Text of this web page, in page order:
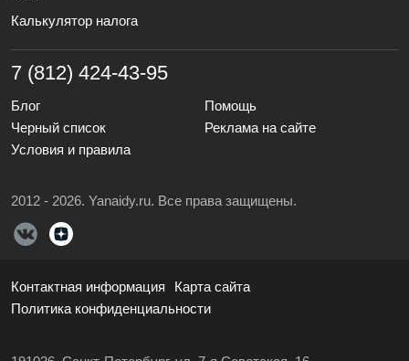
Калькулятор налога
7 (812) 424-43-95
Блог
Помощь
Черный список
Реклама на сайте
Условия и правила
2012 - 2026. Yanaidy.ru. Все права защищены.
Контактная информация
Карта сайта
Политика конфиденциальности